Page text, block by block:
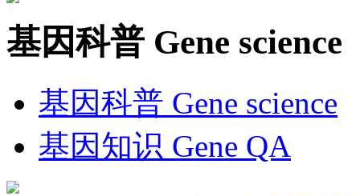
基因科普 Gene science
基因科普 Gene science
基因知识 Gene QA